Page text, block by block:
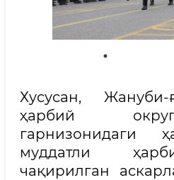
Хусусан,
ҳарбий
гарнизонидаги
муддатли
чақирилган